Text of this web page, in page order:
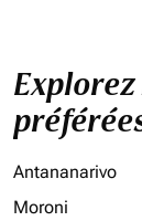
Antananarivo
Moroni